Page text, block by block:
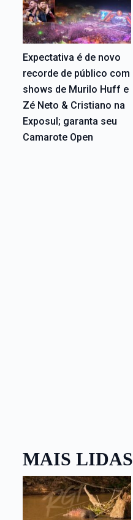
Expectativa é de novo
recorde de público com
shows de Murilo Huff e
Zé Neto & Cristiano na
Exposul; garanta seu
Camarote Open
MAIS LIDAS